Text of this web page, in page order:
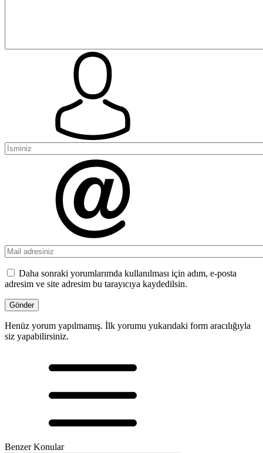
Daha sonraki yorumlarımda kullanılması için adım, e-posta
adresim ve site adresim bu tarayıcıya kaydedilsin.
Henüz yorum yapılmamış. İlk yorumu yukarıdaki form aracılığıyla
siz yapabilirsiniz.
Benzer Konular